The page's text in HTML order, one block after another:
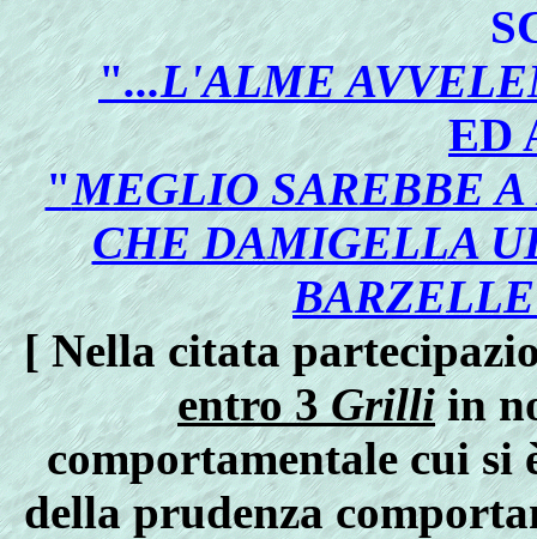
"...L'ALME
ED
"MEGLIO SAREBBE
CHE DAMIGELLA
[ Nella citata
entro 3Grilliin
comportamentale cui si
della prudenza